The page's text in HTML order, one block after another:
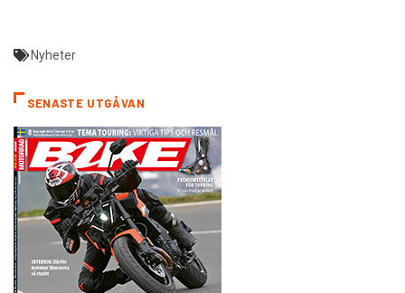
Nyheter
SENASTE UTGÅVAN